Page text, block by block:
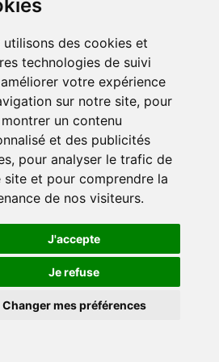
utilisons des cookies et
technologies de suivi
votre expérience
sur notre site, pour
un contenu
et des publicités
pour analyser le trafic de
site et pour comprendre la
de nos visiteurs.
J'accepte
Je refuse
Changer mes préférences